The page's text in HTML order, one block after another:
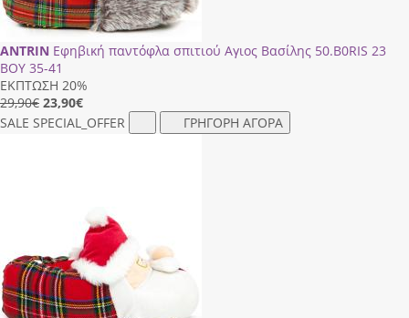
ANTRIN Εφηβική παντόφλα σπιτιού Αγιος Βασίλης 50.Β0RΙS 23
ΒΟΥ 35-41
ΕΚΠΤΩΣΗ 20%
29,90€ 23,90€
SALE SPECIAL_OFFER ΓΡΗΓΟΡΗ ΑΓΟΡΑ